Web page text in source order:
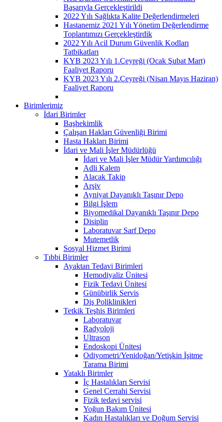
Başarıyla Gerçekleştirildi
2022 Yılı Sağlıkta Kalite Değerlendirmeleri
Hastanemiz 2021 Yılı Yönetim Değerlendirme
Toplantımızı Gerçekleştirdik
2022 Yılı Acil Durum Güvenlik Kodları
Tatbikatları
KYB 2023 Yılı 1.Çeyreği (Ocak Şubat Mart)
Faaliyet Raporu
KYB 2023 Yılı 2.Çeyreği (Nisan Mayıs Haziran)
Faaliyet Raporu
Birimlerimiz
İdari Birimler
Başhekimlik
Çalışan Hakları Güvenliği Birimi
Hasta Hakları Birimi
İdari ve Mali İşler Müdürlüğü
İdari ve Mali İşler Müdür Yardımcılığı
Adli Kalem
Alacak Takip
Arşiv
Ayniyat Dayanıklı Taşınır Depo
Bilgi İşlem
Biyomedikal Dayanıklı Taşınır Depo
Disiplin
Laboratuvar Sarf Depo
Mutemetlik
Sosyal Hizmet Birimi
Tıbbi Birimler
Ayaktan Tedavi Birimleri
Hemodiyaliz Ünitesi
Fizik Tedavi Ünitesi
Günübirlik Servis
Diş Poliklinikleri
Tetkik Teşhis Birimleri
Laboratuvar
Radyoloji
Ultrason
Endoskopi Ünitesi
Odiyometri/Yenidoğan/Yetişkin İşitme
Tarama Birimi
Yataklı Birimler
İç Hastalıkları Servisi
Genel Cerrahi Servisi
Fizik tedavi servisi
Yoğun Bakım Ünitesi
Kadın Hastalıkları ve Doğum Servisi